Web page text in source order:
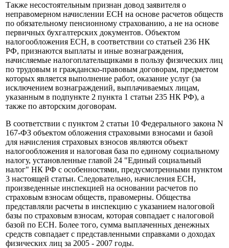
Также несостоятельным признан довод заявителя о
неправомерном начислении ЕСН на основе расчетов обществ
по обязательному пенсионному страхованию, а не на основе
первичных бухгалтерских документов. Объектом
налогообложения ЕСН, в соответствии со статьей 236 НК
РФ, признаются выплаты и иные вознаграждения,
начисляемые налогоплательщиками в пользу физических лиц
по трудовым и гражданско-правовым договорам, предметом
которых является выполнение работ, оказание услуг (за
исключением вознаграждений, выплачиваемых лицам,
указанным в подпункте 2 пункта 1 статьи 235 НК РФ), а
также по авторским договорам.
В соответствии с пунктом 2 статьи 10 Федерального закона N
167-ФЗ объектом обложения страховыми взносами и базой
для начисления страховых взносов являются объект
налогообложения и налоговая база по единому социальному
налогу, установленные главой 24 "Единый социальный
налог" НК РФ с особенностями, предусмотренными пунктом
3 настоящей статьи. Следовательно, начисления ЕСН,
произведенные инспекцией на основании расчетов по
страховым взносам обществ, правомерны. Общества
представляли расчеты в инспекцию с указанием налоговой
базы по страховым взносам, которая совпадает с налоговой
базой по ЕСН. Более того, сумма выплаченных денежных
средств совпадает с представленными справками о доходах
физических лиц за 2005 - 2007 годы.